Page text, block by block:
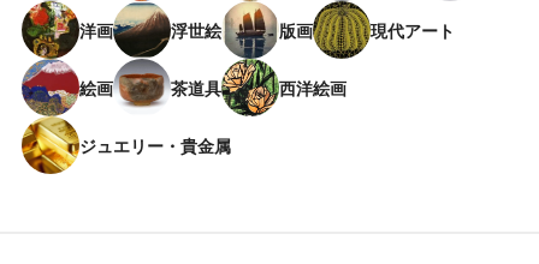
洋画 浮世絵 版画 現代アート
絵画 茶道具 西洋絵画
ジュエリー・貴金属